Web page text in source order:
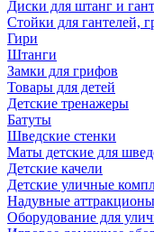
Диски для штанг и
Стойки для гантелей,
Гири
Штанги
Замки для грифов
Товары для детей
Детские тренажеры
Батуты
Шведские стенки
Маты детские для
Детские качели
Детские уличные
Надувные аттракционы
Оборудование для